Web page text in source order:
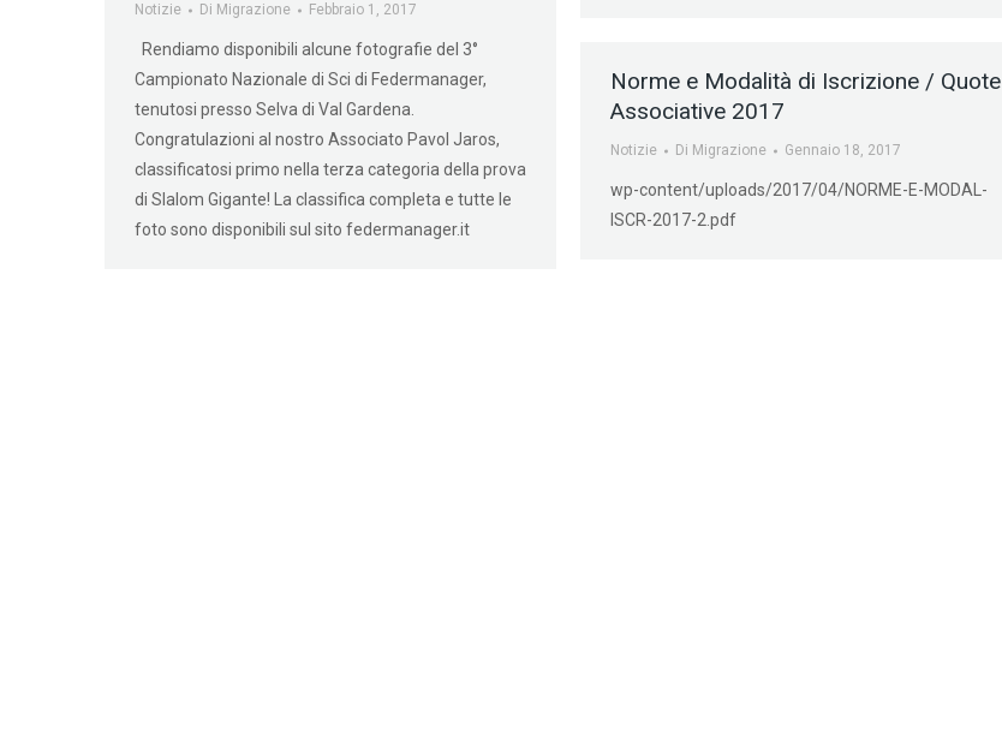
Notizie Di Migrazione Febbraio 1, 2017
Rendiamo disponibili alcune fotografie del 3°
Campionato Nazionale di Sci di Federmanager,
tenutosi presso Selva di Val Gardena.
Congratulazioni al nostro Associato Pavol Jaros,
classificatosi primo nella terza categoria della prova
di Slalom Gigante! La classifica completa e tutte le
foto sono disponibili sul sito federmanager.it
Norme e Modalità di Iscrizione / Quote
Associative 2017
Notizie Di Migrazione Gennaio 18, 2017
wp-content/uploads/2017/04/NORME-E-MODAL-
ISCR-2017-2.pdf